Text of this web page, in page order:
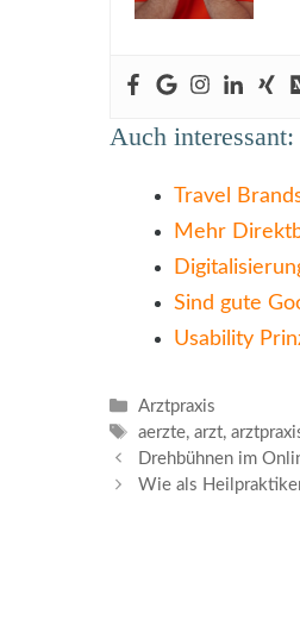
Auch interessant:
Travel
Mehr
Sind gute
Usability
Kategorien
Arztpraxis
Schlagwörter
aerzte,arzt,
Drehbühnen im
Wie als